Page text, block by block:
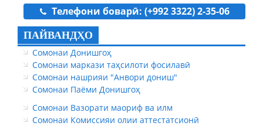
Телефони боварӣ: (+992 3322) 2-35-06
ПАЙВАНДҲО
Сомонаи Донишгоҳ
Сомонаи маркази таҳсилоти фосилавӣ
Сомонаи нашрияи "Анвори дониш"
Сомонаи Паёми Донишгоҳ
Сомонаи Вазорати маориф ва илм
Сомонаи Комиссияи олии аттестатсионӣ